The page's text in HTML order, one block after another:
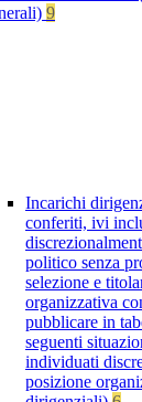
9
Incarichi
conferiti, ivi
politico senza
selezione e
organizzativa
pubblicare in
seguenti
individuati
posizione